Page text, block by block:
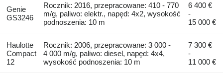
Genie
GS3246
Rocznik: 2016, przepracowane: 410 - 770
m/g, paliwo: elektr., napęd: 4x2, wysokość
podnoszenia: 10 m
6 400 €
-
15 000 €
Haulotte
Compact
12
Rocznik: 2006, przepracowane: 3 000 -
4 000 m/g, paliwo: diesel, napęd: 4x4,
wysokość podnoszenia: 10 m
7 300 €
-
11 000 €